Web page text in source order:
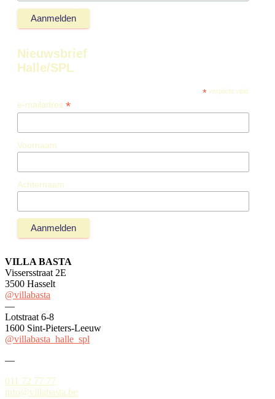
Nieuwsbrief
Halle/SPL
* verplicht veld
e-mailadres *
Voornaam
Achternaam
VILLA BASTA
Vissersstraat 2E
3500 Hasselt
@villabasta
—
Lotstraat 6-8
1600 Sint-Pieters-Leeuw
@villabasta_halle_spl
—
011 72 77 77
info@villabasta.be